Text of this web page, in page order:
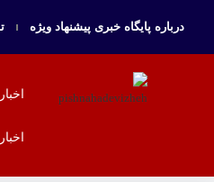
درباره پایگاه خبری پیشنهاد ویژه